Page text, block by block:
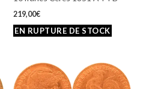
219,00€